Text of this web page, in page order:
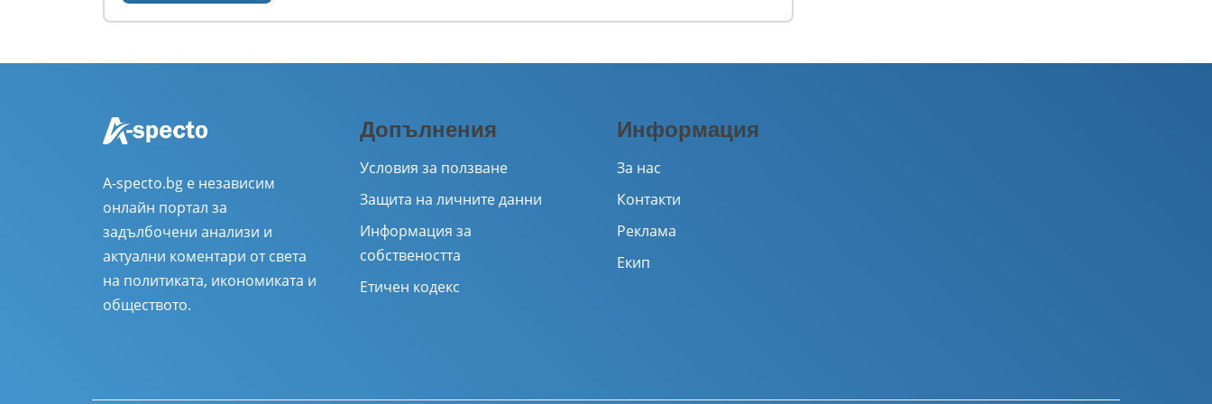
A-specto.bg е независим
онлайн портал за
задълбочени анализи и
актуални коментари от света
на политиката, икономиката и
обществото.
Допълнения
Условия за ползване
Защита на личните данни
Информация за
собствеността
Етичен кодекс
Информация
За нас
Контакти
Реклама
Екип